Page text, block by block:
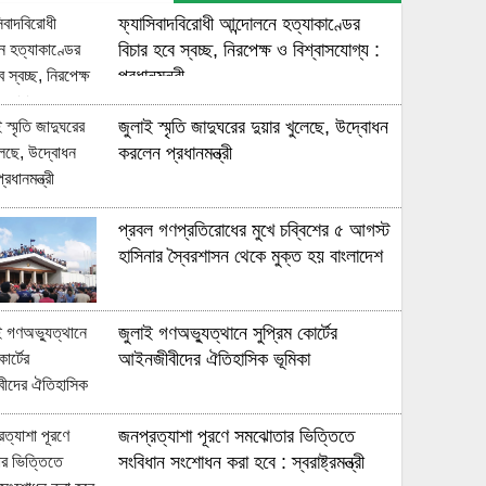
ফ্যাসিবাদবিরোধী আন্দোলনে হত্যাকাণ্ডের
বিচার হবে স্বচ্ছ, নিরপেক্ষ ও বিশ্বাসযোগ্য :
প্রধানমন্ত্রী
জুলাই স্মৃতি জাদুঘরের দুয়ার খুলেছে, উদ্বোধন
করলেন প্রধানমন্ত্রী
প্রবল গণপ্রতিরোধের মুখে চব্বিশের ৫ আগস্ট
হাসিনার স্বৈরশাসন থেকে মুক্ত হয় বাংলাদেশ
জুলাই গণঅভ্যুত্থানে সুপ্রিম কোর্টের
আইনজীবীদের ঐতিহাসিক ভূমিকা
জনপ্রত্যাশা পূরণে সমঝোতার ভিত্তিতে
সংবিধান সংশোধন করা হবে : স্বরাষ্ট্রমন্ত্রী